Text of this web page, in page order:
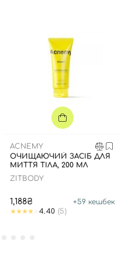
ACNEMY
ОЧИЩАЮЧИЙ ЗАСІБ ДЛЯ
МИТТЯ ТІЛА, 200 МЛ
ZITBODY
1,188₴ +59 кешбек
4.40 (5)